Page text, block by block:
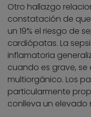
Otro hallazgo
constatación de
un 19% el riesgo de
cardiópatas. La
inflamatoria
cuando es grave,
multiorgánico. Los
particularmente
conlleva un elevado